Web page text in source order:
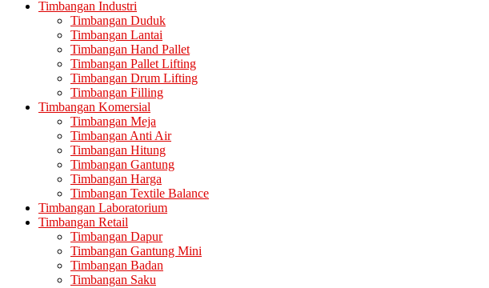
Timbangan Industri
Timbangan Duduk
Timbangan Lantai
Timbangan Hand Pallet
Timbangan Pallet Lifting
Timbangan Drum Lifting
Timbangan Filling
Timbangan Komersial
Timbangan Meja
Timbangan Anti Air
Timbangan Hitung
Timbangan Gantung
Timbangan Harga
Timbangan Textile Balance
Timbangan Laboratorium
Timbangan Retail
Timbangan Dapur
Timbangan Gantung Mini
Timbangan Badan
Timbangan Saku